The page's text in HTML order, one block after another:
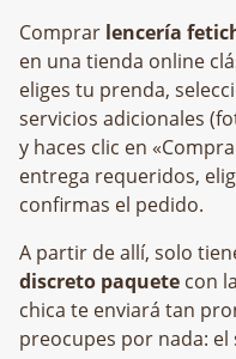
Comprar lencería
en una tienda online
eliges tu prenda,
servicios adicionales
y haces clic en
entrega requeridos,
confirmas el pedido.
A partir de allí, solo
discreto paquete con
chica te enviará tan
preocupes por nada: